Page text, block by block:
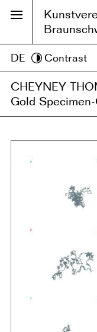
DE Contrast
CHEYNEY
Gold